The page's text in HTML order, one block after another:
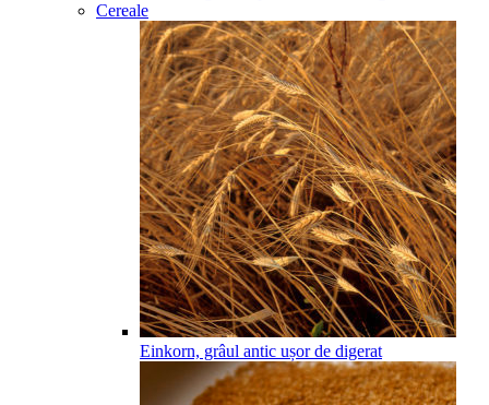
Cereale
Einkorn, grâul antic ușor de digerat